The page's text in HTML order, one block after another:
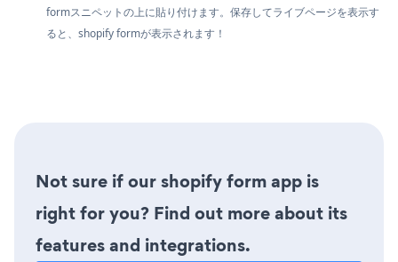
formスニペットの上に貼り付けます。保存してライブページを表示す
ると、shopify formが表示されます！
Not sure if our shopify form app is
right for you? Find out more about its
features and integrations.